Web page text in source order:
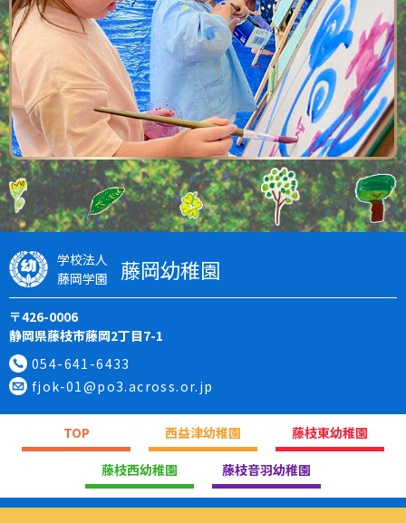
学校法人
藤岡学園
藤岡幼稚園
〒426-0006
静岡県藤枝市藤岡2丁目7-1
054-641-6433
fjok-01@po3.across.or.jp
TOP 西益津幼稚園 藤枝東幼稚園
藤枝西幼稚園 藤枝音羽幼稚園